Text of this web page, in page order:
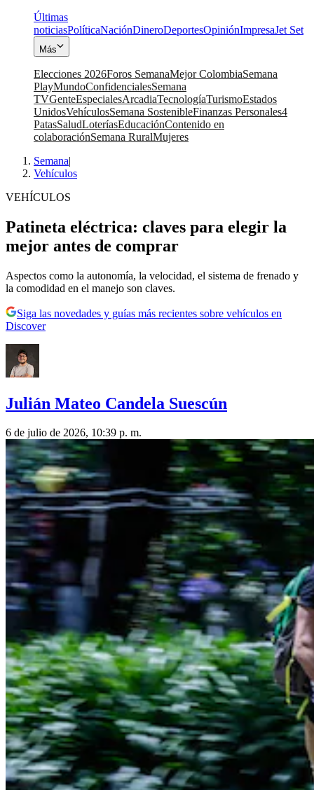
Últimas
noticiasPolíticaNaciónDineroDeportesOpiniónImpresaJet Set
Más
Elecciones 2026Foros SemanaMejor ColombiaSemana
PlayMundoConfidencialesSemana
TVGenteEspecialesArcadiaTecnologíaTurismoEstados
UnidosVehículosSemana SostenibleFinanzas Personales4
PatasSaludLoteríasEducaciónContenido en
colaboraciónSemana RuralMujeres
Semana|
Vehículos
VEHÍCULOS
Patineta eléctrica: claves para elegir la
mejor antes de comprar
Aspectos como la autonomía, la velocidad, el sistema de frenado y
la comodidad en el manejo son claves.
Siga las novedades y guías más recientes sobre vehículos en
Discover
Julián Mateo Candela Suescún
6 de julio de 2026, 10:39 p. m.